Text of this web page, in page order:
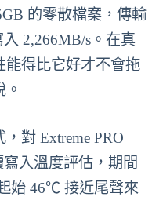
的零散檔案，傳輸
2,266MB/s。在真
能得比它好才不會拖
對 Extreme PRO
入溫度評估，期間
始 46℃ 接近尾聲來